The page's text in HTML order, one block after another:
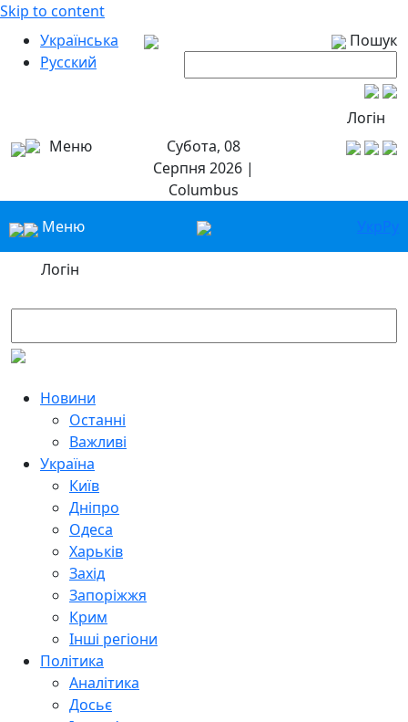
Skip to content
Українська
Русский
Пошук
Логін
Меню
Субота, 08
Серпня 2026 |
Columbus
Меню
УкрРу
Логін
Новини
Останні
Важливі
Україна
Київ
Дніпро
Одеса
Харьків
Захід
Запоріжжя
Крим
Інші регіони
Політика
Аналітика
Досьє